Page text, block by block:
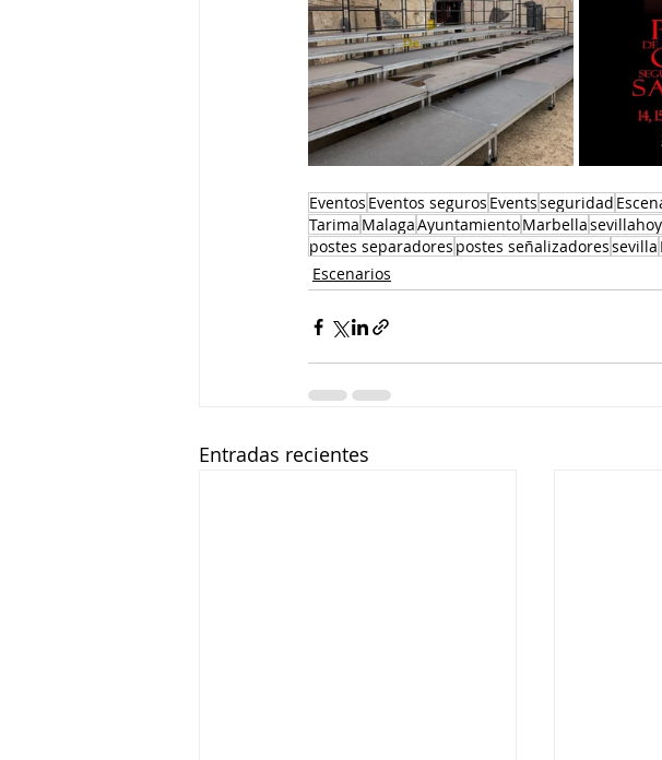
Eventos Eventos seguros Eventsseguridad
Tarima MalagaAyuntamientoMarbellasevillahoy
postes separadores postes señalizadoressevilla
Escenarios
Entradas recientes